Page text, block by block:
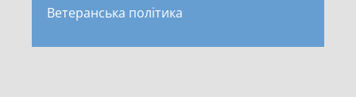
Ветеранська політика